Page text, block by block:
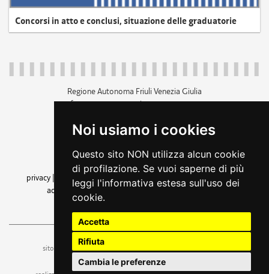
Noi usiamo i cookies
Questo sito NON utilizza alcun cookie
di profilazione. Se vuoi saperne di più
leggi l'informativa estesa sull'uso dei
cookie.
Accetta
Rifiuta
Cambia le preferenze
Concorsi in atto e conclusi, situazione delle graduatorie
Regione Autonoma Friuli Venezia Giulia
c.f. 80014930327; p.iva 00526040324
+39 040 3771111
amministrazione trasparente
privacy
cookie |note legali accessibilità
dichiarazione di
accessibilità| feedback
cambio preferenze cookie
sito a cura dell'ufficio stampa e comunicazione